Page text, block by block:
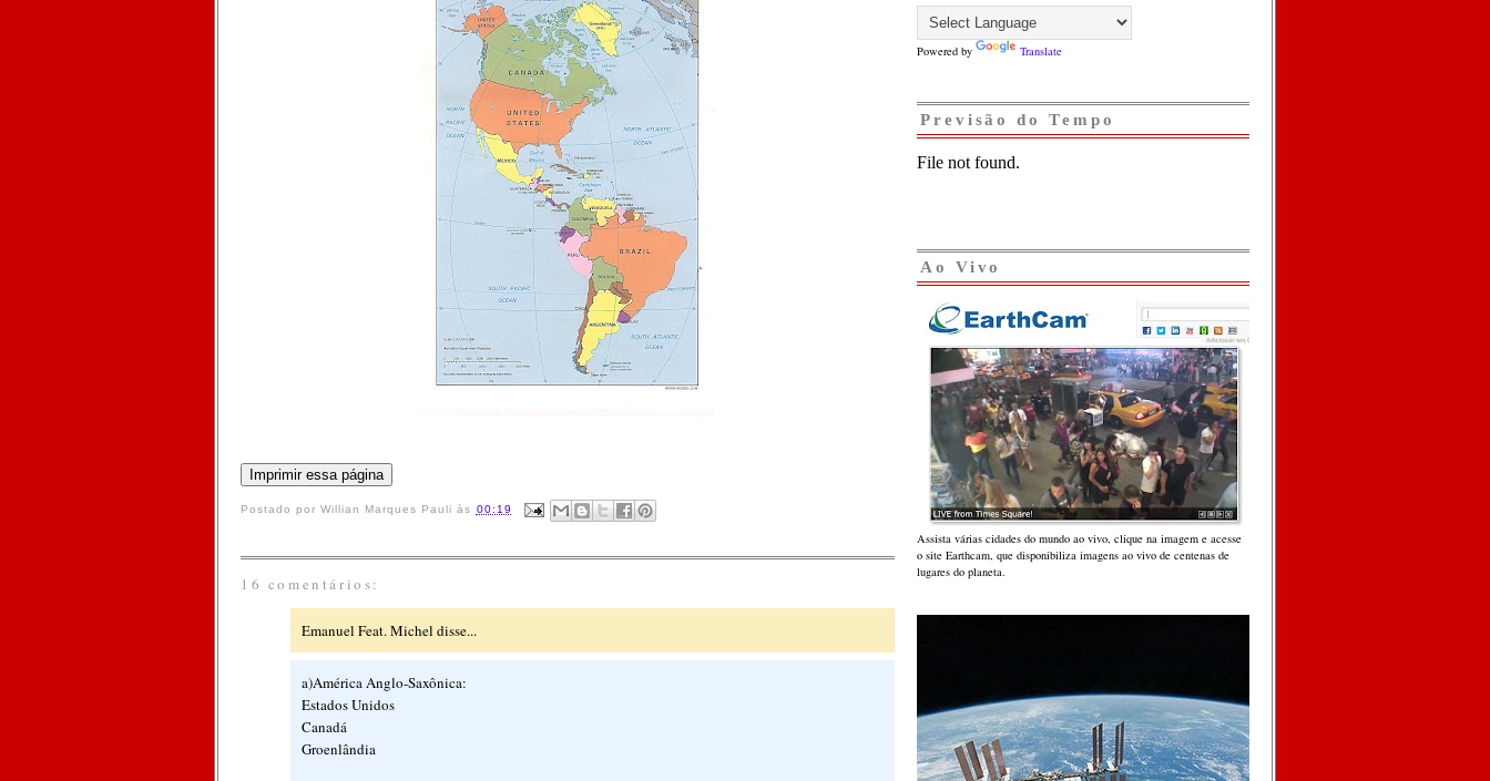
Postado porWillian Marques Pauli às 00:19
16 comentários:
Emanuel Feat. Michel disse...
a)América Anglo-Saxônica:
Estados Unidos
Canadá
Groenlândia
Powered by Translate
Previsão do Tempo
Ao Vivo
Assista várias cidades do mundo ao vivo, clique na imagem e acesse
o site Earthcam, que disponibiliza imagens ao vivo de centenas de
lugares do planeta.